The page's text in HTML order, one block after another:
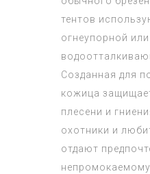
тентов
огнеупорной или
Созданная для
кожица
плесени и
охотники и
отдают